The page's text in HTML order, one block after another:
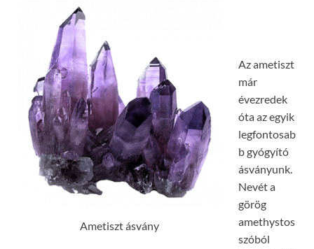
Ametiszt ásvány
Az ametiszt
már
évezredek
óta az egyik
legfontosab
b gyógyító
ásványunk.
Nevét a
görög
amethystos
szóból